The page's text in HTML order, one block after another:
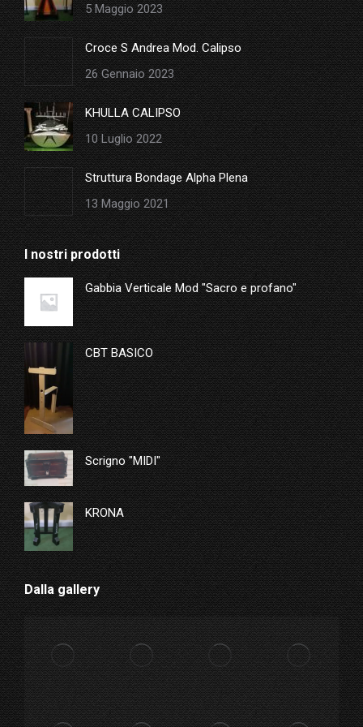
window
5 Maggio 2023
Croce S Andrea Mod. Calipso
26 Gennaio 2023
KHULLA CALIPSO
10 Luglio 2022
Struttura Bondage Alpha Plena
13 Maggio 2021
I nostri prodotti
Gabbia Verticale Mod "Sacro e profano"
CBT BASICO
Scrigno "MIDI"
KRONA
Dalla gallery